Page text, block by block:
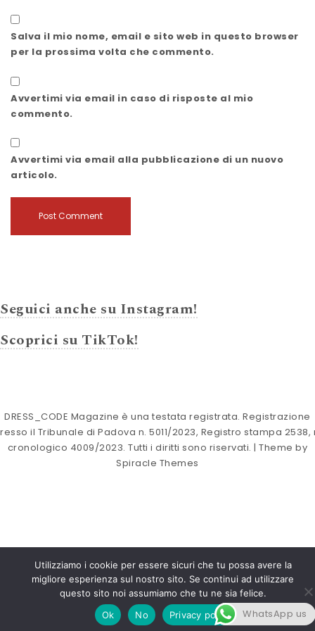
Salva il mio nome, email e sito web in questo browser
per la prossima volta che commento.
Avvertimi via email in caso di risposte al mio
commento.
Avvertimi via email alla pubblicazione di un nuovo
articolo.
Seguici anche su Instagram!
Scoprici su TikTok!
DRESS_CODE Magazine è una testata registrata. Registrazione
il Tribunale di Padova n. 5011/2023, Registro stampa 2538,
cronologico 4009/2023. Tutti i diritti sono riservati. | Theme by
Spiracle Themes
WhatsApp us
Utilizziamo i cookie per essere sicuri che tu possa avere la
migliore esperienza sul nostro sito. Se continui ad utilizzare
questo sito noi assumiamo che tu ne sia felice.
Ok
No Privacy policy